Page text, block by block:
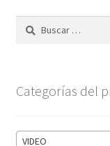
Buscar:
Categorías del
VIDEO